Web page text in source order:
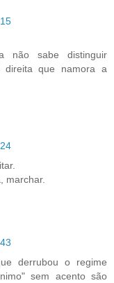
não sabe distinguir
que namora a
marchar.
derrubou o regime
sem acento são